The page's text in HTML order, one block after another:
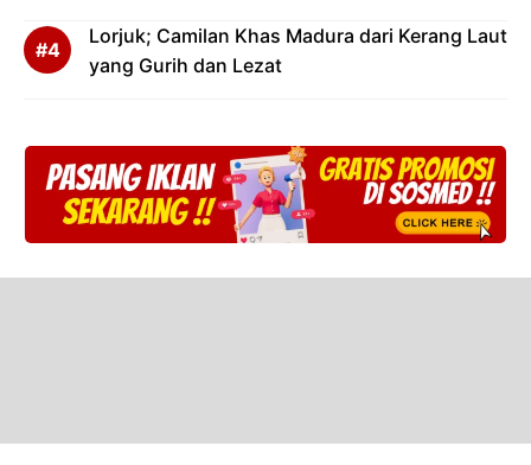
Lorjuk; Camilan Khas Madura dari Kerang Laut
yang Gurih dan Lezat